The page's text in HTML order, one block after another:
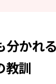
分かれ
教訓